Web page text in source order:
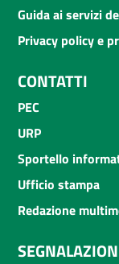
Guida ai servizi
Privacy policy e
CONTATTI
PEC
URP
Sportello
Ufficio stampa
Redazione